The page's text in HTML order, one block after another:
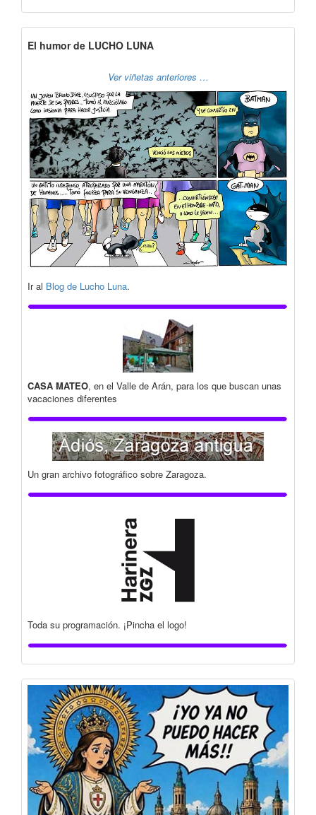
El humor de LUCHO LUNA
Ver viñetas anteriores …
Ir al Blog de Lucho Luna.
CASA MATEO, en el Valle de Arán, para los que buscan unas
vacaciones diferentes
Un gran archivo fotográfico sobre Zaragoza.
Toda su programación. ¡Pincha el logo!